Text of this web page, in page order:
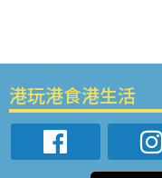
港玩港食港生活